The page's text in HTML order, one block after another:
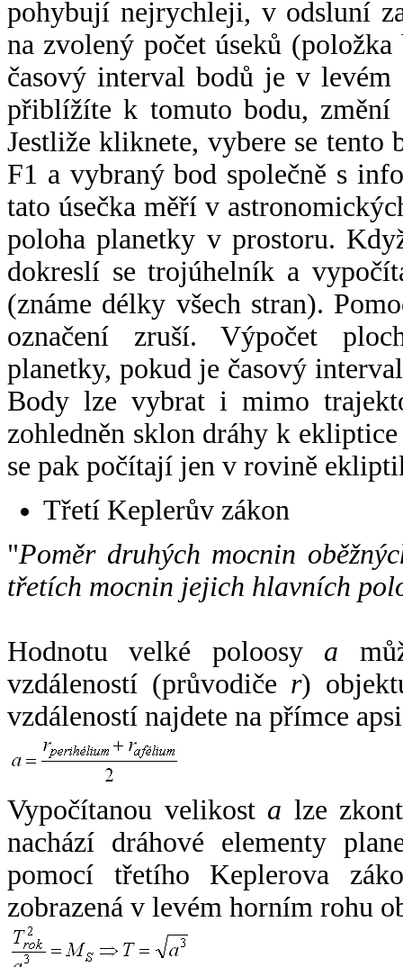
pohybují nejrychleji, v odsluní
na zvolený počet úseků
časový interval bodů je v
přiblížíte k tomuto bodu,
Jestliže kliknete, vybere se tento
F1 a vybraný bod společně s
tato úsečka měří v
poloha planetky v prostoru.
dokreslí se trojúhelník a
(známe délky všech stran).
označení zruší. Výpočet
planetky, pokud je časový
Body lze vybrat i mimo
zohledněn sklon dráhy k
se pak počítají jen v rovině
Třetí Keplerův zákon
"Poměr druhých mocnin
třetích mocnin jejich hlavních
Hodnotu velké poloosy a
vzdáleností (průvodiče r)
vzdáleností najdete na přímce
Vypočítanou velikost a lze
nachází dráhové elementy
pomocí třetího Keplerova
zobrazená v levém horním rohu